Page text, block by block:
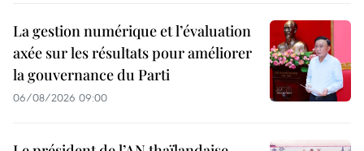
La gestion numérique et l’évaluation
axée sur les résultats pour améliorer
la gouvernance du Parti
06/08/2026 09:00